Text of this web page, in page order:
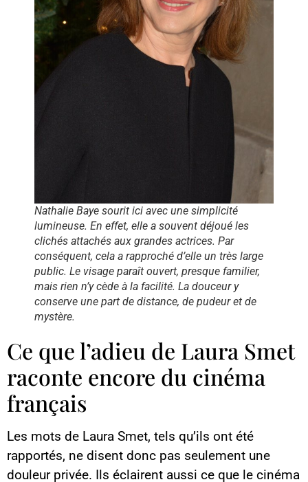
Nathalie Baye sourit ici avec une simplicité
lumineuse. En effet, elle a souvent déjoué les
clichés attachés aux grandes actrices. Par
conséquent, cela a rapproché d’elle un très large
public. Le visage paraît ouvert, presque familier,
mais rien n’y cède à la facilité. La douceur y
conserve une part de distance, de pudeur et de
mystère.
Ce que l’adieu de Laura Smet
raconte encore du cinéma
français
Les mots de Laura Smet, tels qu’ils ont été
rapportés, ne disent donc pas seulement une
douleur privée. Ils éclairent aussi ce que le cinéma